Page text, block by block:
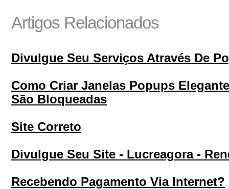
Artigos Relacionados
Divulgue Seu Serviços Através De
Como Criar Janelas Popups
São Bloqueadas
Site Correto
Divulgue Seu Site - Lucreagora -
Recebendo Pagamento Via Internet?